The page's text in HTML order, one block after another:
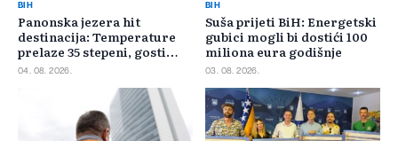
BIH
Panonska jezera hit
destinacija: Temperature
prelaze 35 stepeni, gosti
pristižu iz cijele regije
04. 08. 2026.
BIH
Suša prijeti BiH: Energetski
gubici mogli bi dostići 100
miliona eura godišnje
03. 08. 2026.